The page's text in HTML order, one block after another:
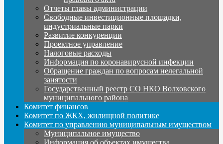
Отчеты главы администрации
Свободные инвестиционные площадки,
индустриальные парки
Развитие конкуренции
Проектное управление
Налоговые расходы
Информация по коронавирусной инфекции
Обращение граждан по вопросам нелегальной
занятости
Государственный реестр СО НКО Волховского
муниципального района
Комитет финансов
Комитет по ЖКХ, жилищной политике
Комитет по управлению муниципальным имуществом
Муниципальное имущество
Информация об объектах имущества